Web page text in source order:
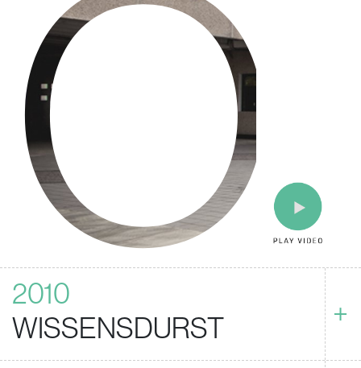
2010
WISSENSDURST
+